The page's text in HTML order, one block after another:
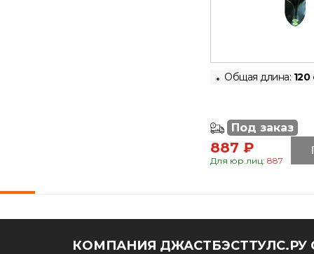
Общая длина: 120
Под заказ
887 ₽
Для юр.лиц: 887
КОМПАНИЯ